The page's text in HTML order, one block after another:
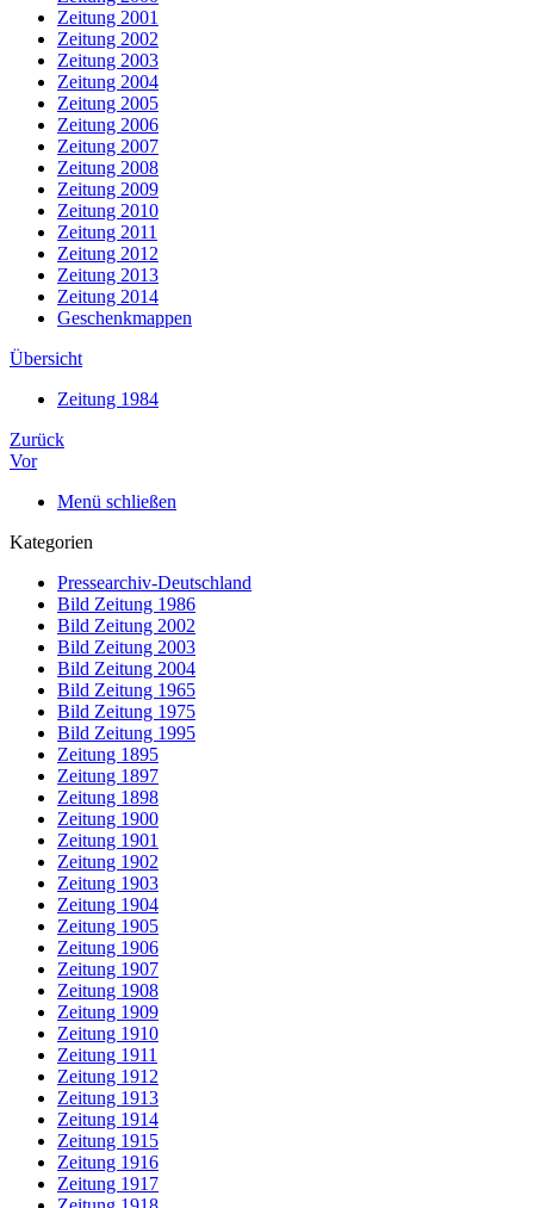
Zeitung 2001
Zeitung 2002
Zeitung 2003
Zeitung 2004
Zeitung 2005
Zeitung 2006
Zeitung 2007
Zeitung 2008
Zeitung 2009
Zeitung 2010
Zeitung 2011
Zeitung 2012
Zeitung 2013
Zeitung 2014
Geschenkmappen
Übersicht
Zeitung 1984
Zurück
Vor
Menü schließen
Kategorien
Pressearchiv-Deutschland
Bild Zeitung 1986
Bild Zeitung 2002
Bild Zeitung 2003
Bild Zeitung 2004
Bild Zeitung 1965
Bild Zeitung 1975
Bild Zeitung 1995
Zeitung 1895
Zeitung 1897
Zeitung 1898
Zeitung 1900
Zeitung 1901
Zeitung 1902
Zeitung 1903
Zeitung 1904
Zeitung 1905
Zeitung 1906
Zeitung 1907
Zeitung 1908
Zeitung 1909
Zeitung 1910
Zeitung 1911
Zeitung 1912
Zeitung 1913
Zeitung 1914
Zeitung 1915
Zeitung 1916
Zeitung 1917